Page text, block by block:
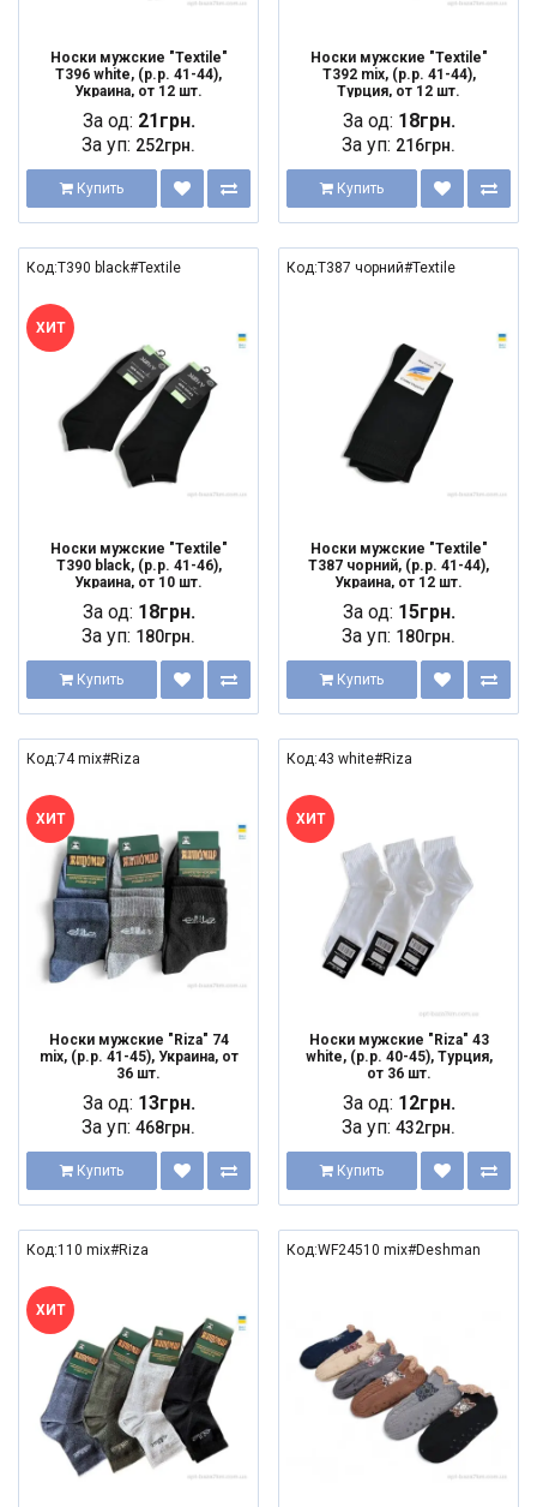
Носки мужские "Textile"
T396 white, (р.р. 41-44),
Украина, от 12 шт.
За од: 21грн.
За уп: 252грн.
Купить
Носки мужские "Textile"
T392 mix, (р.р. 41-44),
Турция, от 12 шт.
За од: 18грн.
За уп: 216грн.
Купить
Код:T390 black#Textile
ХИТ
Носки мужские "Textile"
T390 black, (р.р. 41-46),
Украина, от 10 шт.
За од: 18грн.
За уп: 180грн.
Купить
Код:T387 чорний#Textile
Носки мужские "Textile"
T387 чорний, (р.р. 41-44),
Украина, от 12 шт.
За од: 15грн.
За уп: 180грн.
Купить
Код:74 mix#Riza
ХИТ
Носки мужские "Riza" 74
mix, (р.р. 41-45), Украина, от
36 шт.
За од: 13грн.
За уп: 468грн.
Купить
Код:43 white#Riza
ХИТ
Носки мужские "Riza" 43
white, (р.р. 40-45), Турция,
от 36 шт.
За од: 12грн.
За уп: 432грн.
Купить
Код:110 mix#Riza
ХИТ
Код:WF24510 mix#Deshman